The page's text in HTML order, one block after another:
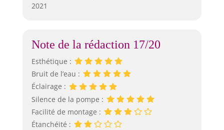
2021
Note de la rédaction 17/20
Esthétique :
Bruit de l’eau :
Éclairage :
Silence de la pompe :
Facilité de montage :
Étanchéité :